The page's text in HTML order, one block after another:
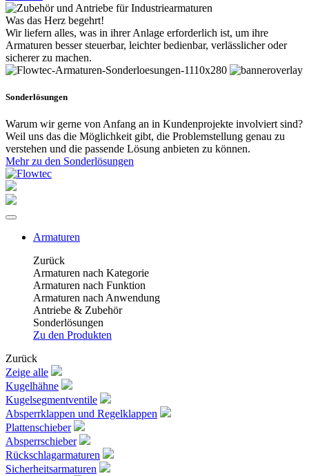
Was das Herz begehrt!
Wir liefern alles, was in ihrer Anlage erforderlich ist, um ihre
Armaturen besser steuerbar, leichter bedienbar, verlässlicher oder
sicherer zu machen.
Sonderlösungen
Warum wir gerne von Anfang an in Kundenprojekte involviert sind?
Weil uns das die Möglichkeit gibt, die Problemstellung genau zu
verstehen und die passende Lösung anbieten zu können.
Mehr zu den Sonderlösungen
Armaturen
Zurück
Armaturen nach Kategorie
Armaturen nach Funktion
Armaturen nach Anwendung
Antriebe & Zubehör
Sonderlösungen
Zu den Produkten
Zurück
Zeige alle
Kugelhähne
Kugelsegmentventile
Absperrklappen und Regelklappen
Plattenschieber
Absperrschieber
Rückschlagarmaturen
Sicherheitsarmaturen